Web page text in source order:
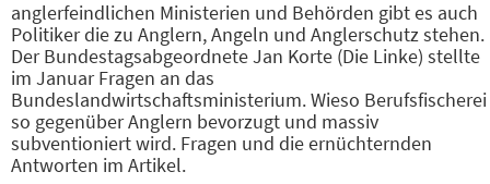
anglerfeindlichen Ministerien und Behörden gibt es auch
Politiker die zu Anglern, Angeln und Anglerschutz stehen.
Der Bundestagsabgeordnete Jan Korte (Die Linke) stellte
im Januar Fragen an das
Bundeslandwirtschaftsministerium. Wieso Berufsfischerei
so gegenüber Anglern bevorzugt und massiv
subventioniert wird. Fragen und die ernüchternden
Antworten im Artikel.